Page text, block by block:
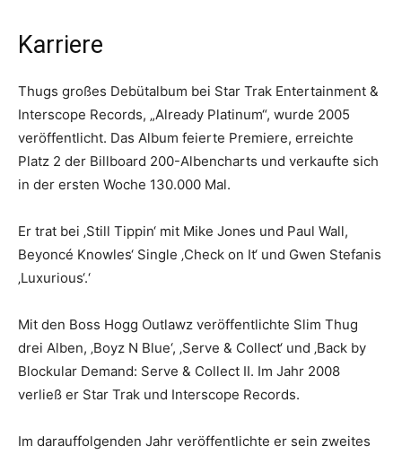
Karriere
Thugs großes Debütalbum bei Star Trak Entertainment &
Interscope Records, „Already Platinum“, wurde 2005
veröffentlicht. Das Album feierte Premiere, erreichte
Platz 2 der Billboard 200-Albencharts und verkaufte sich
in der ersten Woche 130.000 Mal.
Er trat bei ‚Still Tippin‘ mit Mike Jones und Paul Wall,
Beyoncé Knowles‘ Single ‚Check on It‘ und Gwen Stefanis
‚Luxurious‘.‘
Mit den Boss Hogg Outlawz veröffentlichte Slim Thug
drei Alben, ‚Boyz N Blue‘, ‚Serve & Collect‘ und ‚Back by
Blockular Demand: Serve & Collect II. Im Jahr 2008
verließ er Star Trak und Interscope Records.
Im darauffolgenden Jahr veröffentlichte er sein zweites